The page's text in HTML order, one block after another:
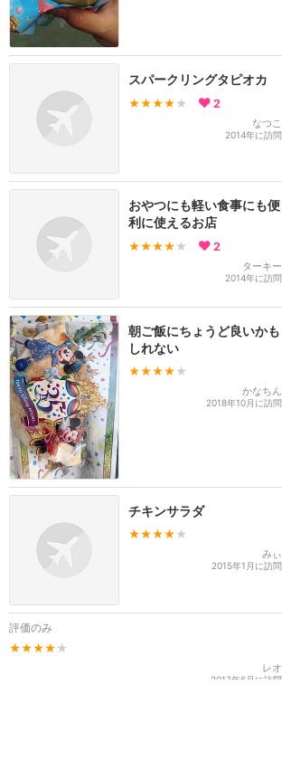
スパークリングタピオカ
★★★★ ★ 2
なつこ
2014年に訪問
おやつにも軽い食事にも便
利に使えるお店
★★★★ ★ 2
ターキー
2014年に訪問
朝ご飯にちょうど良いかも
しれない
★★★★ ★
かなちん
2018年10月に訪問
チキンサラダ
★★★★ ★
みぃ
2015年1月に訪問
評価のみ
★★★★ ★
レオ
2017年6月に訪問